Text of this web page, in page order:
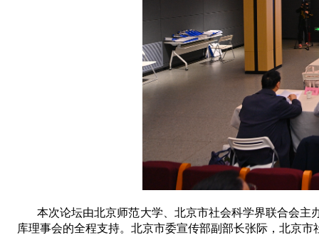
本次论坛由北京师范大学 北京市社会科学界联合会主
库理事会的全程支持。 北京市委宣传部副部长张际 ， 北京市